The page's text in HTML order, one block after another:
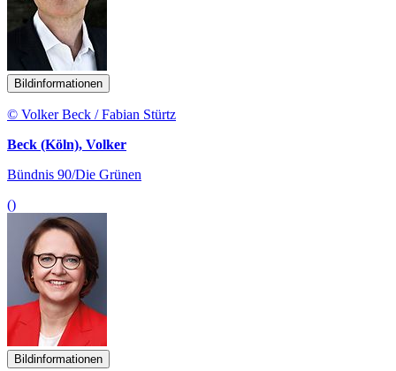
Bildinformationen
© Volker Beck / Fabian Stürtz
Beck (Köln), Volker
Bündnis 90/Die Grünen
()
Bildinformationen
Annette Widmann-Mauz
© Annette Widmann-Mauz/ Tobias Koch